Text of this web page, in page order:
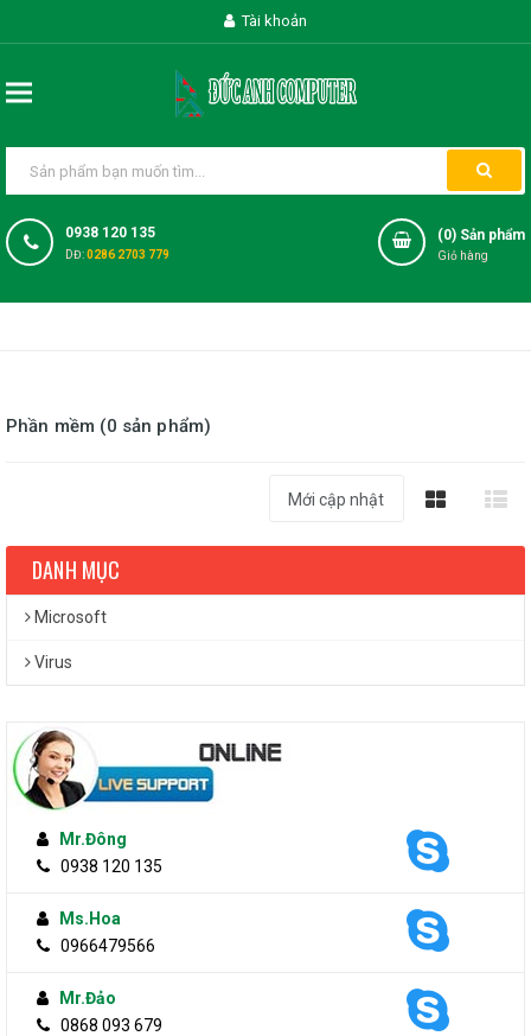
Tài khoản
0938 120 135
DĐ:0286 2703 779
(0) Sản phẩm
Giỏ hàng
Phần mềm (0 sản phẩm)
DANH MỤC
Microsoft
Virus
Mr.Đông
0938 120 135
Ms.Hoa
0966479566
Mr.Đảo
0868 093 679